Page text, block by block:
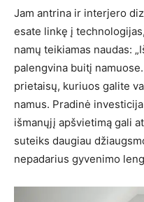
Jam antrina ir interjero
esate linkę į
namų teikiamas naudas:
palengvina buitį
prietaisų, kuriuos galite
namus. Pradinė
išmanųjį apšvietimą gali
suteiks daugiau
nepadarius gyvenimo